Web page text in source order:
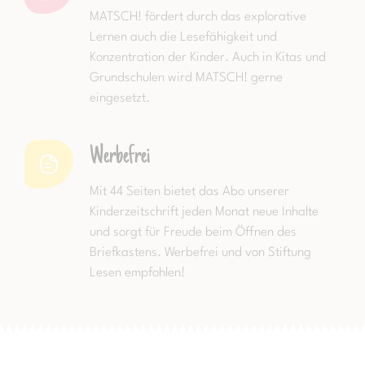
MATSCH! fördert durch das explorative
Lernen auch die Lesefähigkeit und
Konzentration der Kinder. Auch in Kitas und
Grundschulen wird MATSCH! gerne
eingesetzt.
Werbefrei
Mit 44 Seiten bietet das Abo unserer
Kinderzeitschrift jeden Monat neue Inhalte
und sorgt für Freude beim Öffnen des
Briefkastens. Werbefrei und von Stiftung
Lesen empfohlen!